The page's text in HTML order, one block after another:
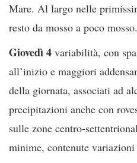
Mare. Al largo nelle
resto da mosso a poco mosso.
Giovedì 4 variabilità, con
all’inizio e maggiori
della giornata, associati ad
precipitazioni anche con
sulle zone centro-
minime, contenute